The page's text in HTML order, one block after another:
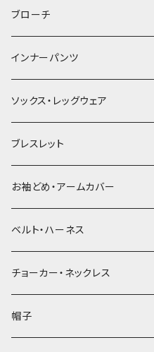
ヘアゴム
簪
ブローチ
インナーパンツ
ソックス・レッグウェア
ブレスレット
お袖どめ・アームカバー
ベルト・ハーネス
チョーカー・ネックレス
帽子